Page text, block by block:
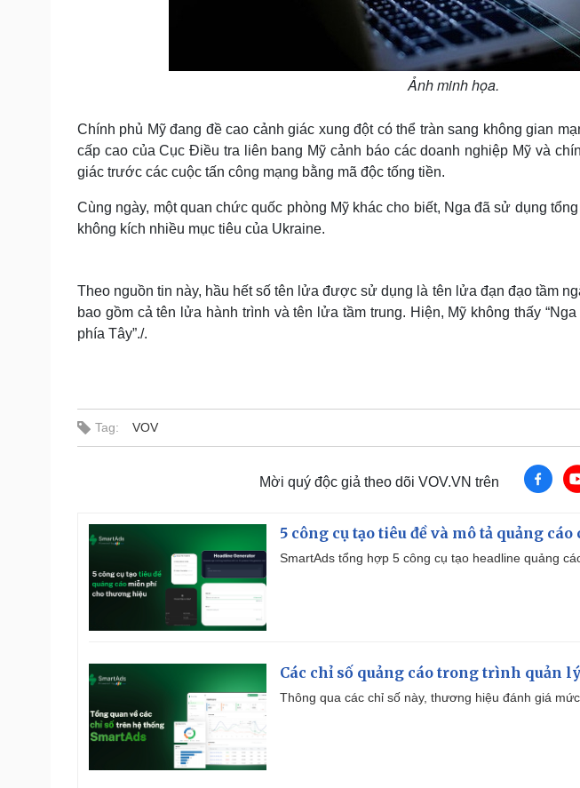
Ảnh minh họa.
Chính phủ Mỹ đang đề cao cảnh giác xung đột có thể tràn sang không gian
cấp cao của Cục Điều tra liên bang Mỹ cảnh báo các doanh nghiệp Mỹ và
giác trước các cuộc tấn công mạng bằng mã độc tống tiền.
Cùng ngày, một quan chức quốc phòng Mỹ khác cho biết, Nga đã sử dụng
không kích nhiều mục tiêu của Ukraine.
Theo nguồn tin này, hầu hết số tên lửa được sử dụng là tên lửa đạn đạo tầm
bao gồm cả tên lửa hành trình và tên lửa tầm trung. Hiện, Mỹ không thấy
phía Tây”./.
Tag: VOV
Mời quý độc giả theo dõi VOV.VN trên
5 công cụ tạo tiêu đề và mô tả quảng
SmartAds tổng hợp 5 công cụ tạo headline quảng
Các chỉ số quảng cáo trong trình quản
Thông qua các chỉ số này, thương hiệu đánh giá